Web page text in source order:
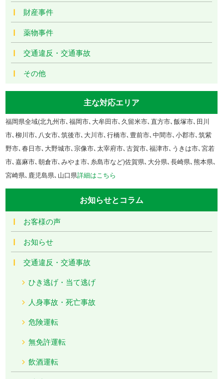
財産事件
薬物事件
交通違反・交通事故
その他
主な対応エリア
福岡県全域(北九州市､福岡市､大牟田市､久留米市､直方市､飯塚市､田川
市､柳川市､八女市､筑後市､大川市､行橋市､豊前市､中間市､小郡市､筑紫
野市､春日市､大野城市､宗像市､太宰府市､古賀市､福津市､うきは市､宮若
市､嘉麻市､朝倉市､みやま市､糸島市など)佐賀県､大分県､長崎県､熊本県､
宮崎県､鹿児島県､山口県詳細はこちら
お知らせとコラム
お客様の声
お知らせ
交通違反・交通事故
ひき逃げ・当て逃げ
人身事故・死亡事故
危険運転
無免許運転
飲酒運転